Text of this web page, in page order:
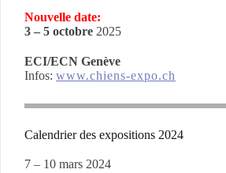
Nouvelle date:
3 – 5 octobre 2025
ECI/ECN Genève
Infos: www.chiens-expo.ch
Calendrier des expositions 2024
7 – 10 mars 2024